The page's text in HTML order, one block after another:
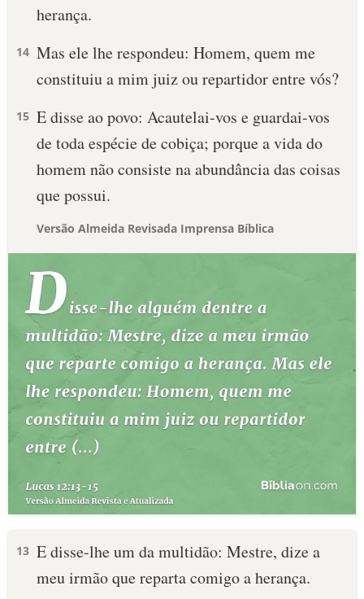
herança.
14 Mas ele lhe respondeu: Homem, quem me
constituiu a mim juiz ou repartidor entre vós?
15 E disse ao povo: Acautelai-vos e guardai-vos
de toda espécie de cobiça; porque a vida do
homem não consiste na abundância das coisas
que possui.
Versão Almeida Revisada Imprensa Bíblica
13 E disse-lhe um da multidão: Mestre, dize a
meu irmão que reparta comigo a herança.